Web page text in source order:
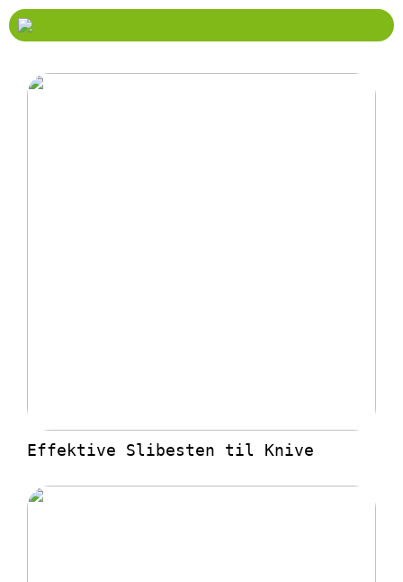
Effektive Slibesten til Knive